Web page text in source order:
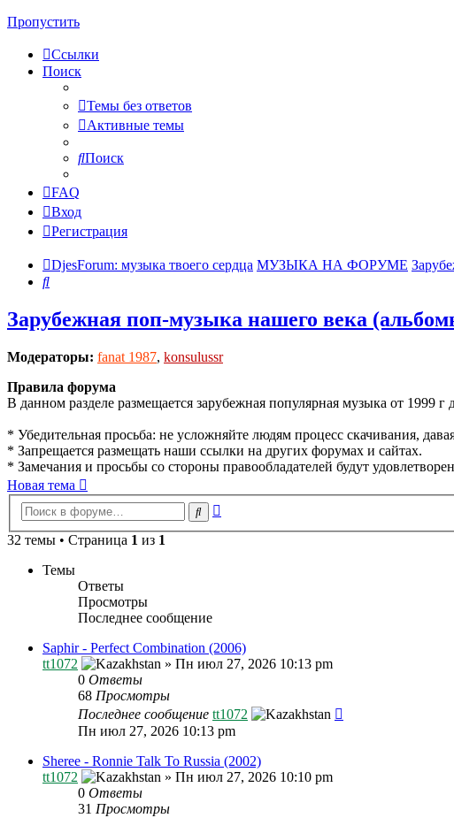
Пропустить
Ссылки
Поиск
Темы без ответов
Активные темы
Поиск
FAQ
Вход
Регистрация
DjesForum: музыка твоего сердца МУЗЫКА НА ФОРУМЕ
Поиск
Зарубежная поп-музыка нашего века
Модераторы: fanat 1987, konsulussr
Правила форума
В данном разделе размещается зарубежная популярная музыка от 1999
* Убедительная просьба: не усложняйте людям процесс скачивания,
* Запрещается размещать наши ссылки на других форумах и сайтах.
* Замечания и просьбы со стороны правообладателей будут
Новая тема
Поиск
32 темы • Страница 1 из 1
Темы
Ответы
Просмотры
Последнее сообщение
Saphir - Perfect Combination (2006)
tt1072
» Пн июл 27, 2026 10:13 pm
0 Ответы
68 Просмотры
Последнее сообщение tt1072
Пн июл 27, 2026 10:13 pm
Sheree - Ronnie Talk To Russia (2002)
tt1072
» Пн июл 27, 2026 10:10 pm
0 Ответы
31 Просмотры